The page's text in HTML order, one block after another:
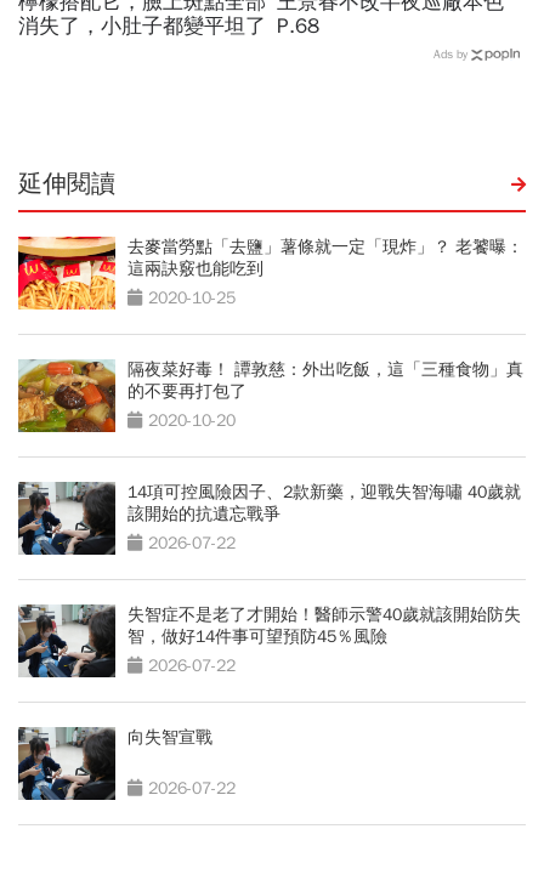
消失了，小肚子都變平坦了 P.68
Ads by
延伸閱讀
去麥當勞點「去鹽」薯條就一定「現炸」？ 老饕曝：
這兩訣竅也能吃到
2020-10-25
隔夜菜好毒！ 譚敦慈：外出吃飯，這「三種食物」真
的不要再打包了
2020-10-20
14項可控風險因子、2款新藥，迎戰失智海嘯 40歲就
該開始的抗遺忘戰爭
2026-07-22
失智症不是老了才開始！醫師示警40歲就該開始防失
智，做好14件事可望預防45％風險
2026-07-22
向失智宣戰
2026-07-22